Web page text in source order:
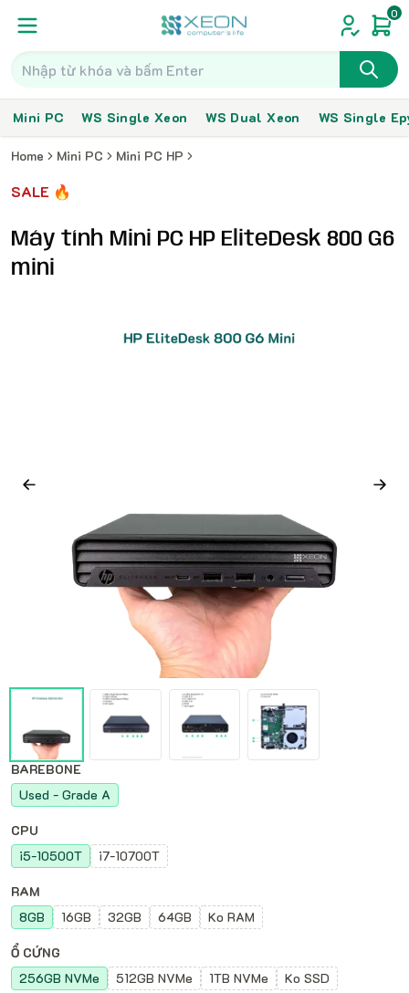
0
Mini PC WS Single Xeon WS Dual Xeon WS Single
Home Mini PC Mini PC HP
SALE 🔥
Máy tính Mini PC HP EliteDesk 800 G6
mini
BAREBONE
Used - Grade A
CPU
i5-10500T
i7-10700T
RAM
8GB
16GB 32GB 64GB Ko RAM
Ổ CỨNG
256GB NVMe
512GB NVMe 1TB NVMe
Ko SSD